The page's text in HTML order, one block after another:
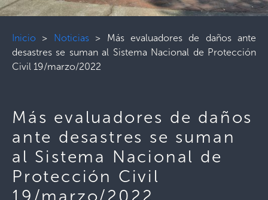
Inicio > Noticias> Más evaluadores de daños ante
desastres se suman al Sistema Nacional de Protección
Civil 19/marzo/2022
Más evaluadores de daños
ante desastres se suman
al Sistema Nacional de
Protección Civil